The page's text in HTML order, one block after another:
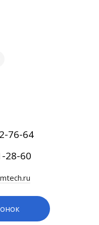
76-64
28-60